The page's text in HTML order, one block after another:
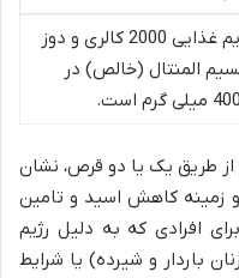
*درصد نیاز روزانه (RDA) بر اساس رژیم غذایی 2000 کالری و دوز
المنتال (خالص) در
از طریق یک یا دو قرص، نشان
زمینه کاهش اسید و تامین
افرادی که به دلیل رژیم
باردار و شیرده) یا شرایط